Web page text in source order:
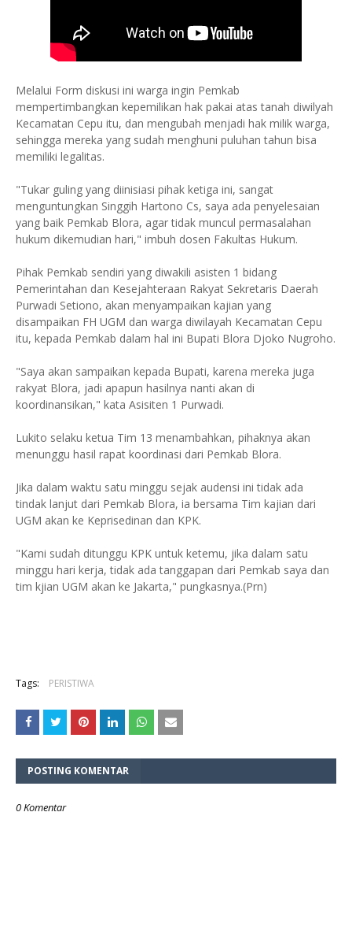
Melalui Form diskusi ini warga ingin Pemkab
mempertimbangkan kepemilikan hak pakai atas tanah diwilyah
Kecamatan Cepu itu, dan mengubah menjadi hak milik warga,
sehingga mereka yang sudah menghuni puluhan tahun bisa
memiliki legalitas.
"Tukar guling yang diinisiasi pihak ketiga ini, sangat
menguntungkan Singgih Hartono Cs, saya ada penyelesaian
yang baik Pemkab Blora, agar tidak muncul permasalahan
hukum dikemudian hari," imbuh dosen Fakultas Hukum.
Pihak Pemkab sendiri yang diwakili asisten 1 bidang
Pemerintahan dan Kesejahteraan Rakyat Sekretaris Daerah
Purwadi Setiono, akan menyampaikan kajian yang
disampaikan FH UGM dan warga diwilayah Kecamatan Cepu
itu, kepada Pemkab dalam hal ini Bupati Blora Djoko Nugroho.
"Saya akan sampaikan kepada Bupati, karena mereka juga
rakyat Blora, jadi apapun hasilnya nanti akan di
koordinansikan," kata Asisiten 1 Purwadi.
Lukito selaku ketua Tim 13 menambahkan, pihaknya akan
menunggu hasil rapat koordinasi dari Pemkab Blora.
Jika dalam waktu satu minggu sejak audensi ini tidak ada
tindak lanjut dari Pemkab Blora, ia bersama Tim kajian dari
UGM akan ke Keprisedinan dan KPK.
"Kami sudah ditunggu KPK untuk ketemu, jika dalam satu
minggu hari kerja, tidak ada tanggapan dari Pemkab saya dan
tim kjian UGM akan ke Jakarta," pungkasnya.(Prn)
Tags: PERISTIWA
POSTING KOMENTAR
0 Komentar